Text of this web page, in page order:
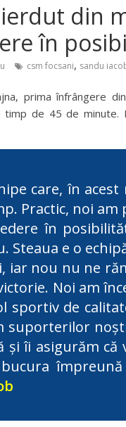
din
în
csm focsani, sandu
prima înfrângere
timp de 45 de
care, în
Practic, noi
în
Steaua e o
iar nou nu ne
Noi am
sportiv de
suporterilor
îi asigurăm că
împreună